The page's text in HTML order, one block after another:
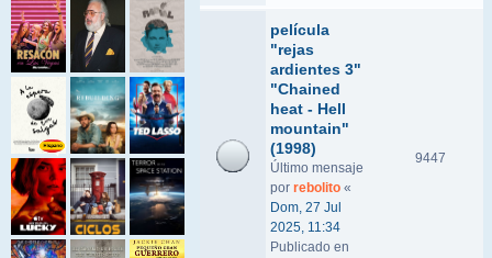
película
"rejas
ardientes 3"
"Chained
heat - Hell
mountain"
(1998)
Último mensaje
por rebolito «
Dom, 27 Jul
2025, 11:34
Publicado en
9447